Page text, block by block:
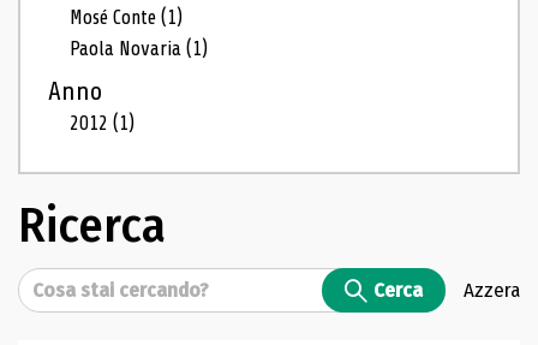
Mosé Conte(1)
Paola Novaria(1)
Anno
2012(1)
Ricerca
Cerca Cerca Azzera